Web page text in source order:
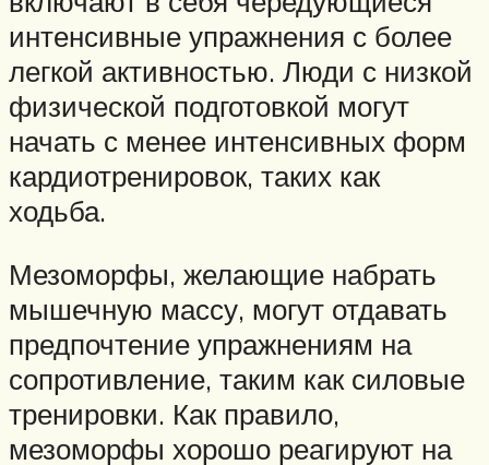
интенсивные упражнения с более
легкой активностью. Люди с низкой
физической подготовкой могут
начать с менее интенсивных форм
кардиотренировок, таких как
ходьба.
Мезоморфы, желающие набрать
мышечную массу, могут отдавать
предпочтение упражнениям на
сопротивление, таким как силовые
тренировки. Как правило,
мезоморфы хорошо реагируют на